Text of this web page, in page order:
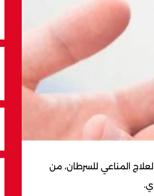
المناعي للسرطان، من